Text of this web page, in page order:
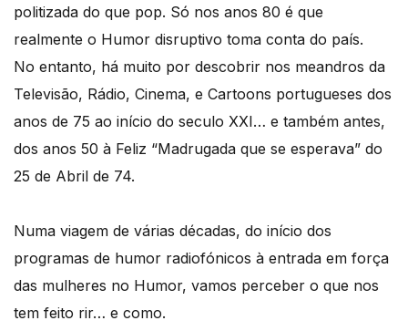
politizada do que pop. Só nos anos 80 é que
realmente o Humor disruptivo toma conta do país.
No entanto, há muito por descobrir nos meandros da
Televisão, Rádio, Cinema, e Cartoons portugueses dos
anos de 75 ao início do seculo XXI… e também antes,
dos anos 50 à Feliz “Madrugada que se esperava” do
25 de Abril de 74.
Numa viagem de várias décadas, do início dos
programas de humor radiofónicos à entrada em força
das mulheres no Humor, vamos perceber o que nos
tem feito rir… e como.